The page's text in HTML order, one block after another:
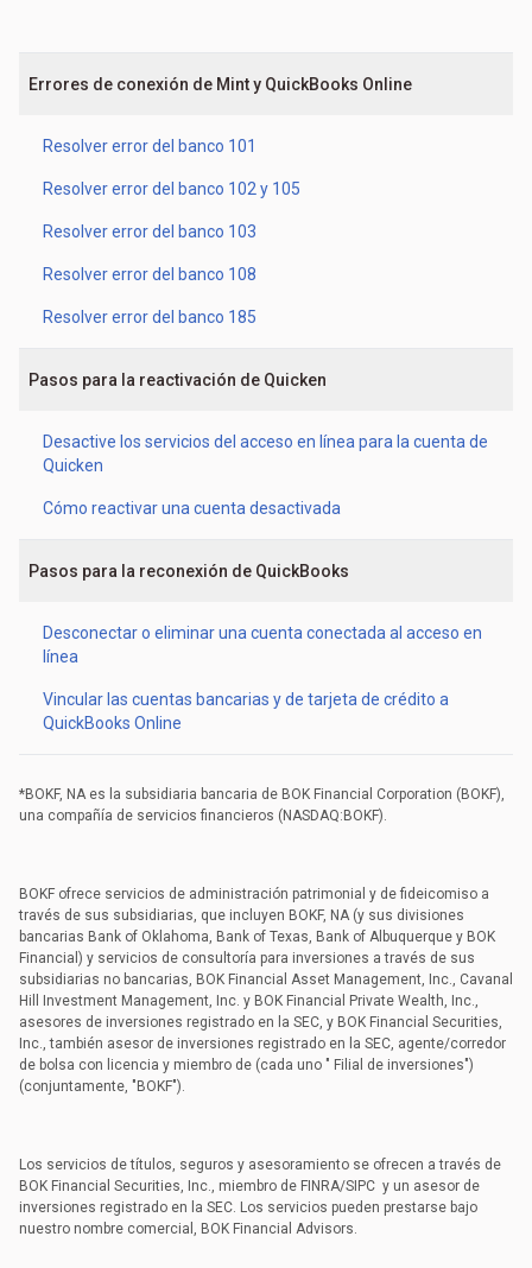
Errores de conexión de Mint y QuickBooks Online
Resolver error del banco 101
Resolver error del banco 102 y 105
Resolver error del banco 103
Resolver error del banco 108
Resolver error del banco 185
Pasos para la reactivación de Quicken
Desactive los servicios del acceso en línea para la cuenta de
Quicken
Cómo reactivar una cuenta desactivada
Pasos para la reconexión de QuickBooks
Desconectar o eliminar una cuenta conectada al acceso en
línea
Vincular las cuentas bancarias y de tarjeta de crédito a
QuickBooks Online
*BOKF, NA es la subsidiaria bancaria de BOK Financial Corporation (BOKF),
una compañía de servicios financieros (NASDAQ:BOKF).
BOKF ofrece servicios de administración patrimonial y de fideicomiso a
través de sus subsidiarias, que incluyen BOKF, NA (y sus divisiones
bancarias Bank of Oklahoma, Bank of Texas, Bank of Albuquerque y BOK
Financial) y servicios de consultoría para inversiones a través de sus
subsidiarias no bancarias, BOK Financial Asset Management, Inc., Cavanal
Hill Investment Management, Inc. y BOK Financial Private Wealth, Inc.,
asesores de inversiones registrado en la SEC, y BOK Financial Securities,
Inc., también asesor de inversiones registrado en la SEC, agente/corredor
de bolsa con licencia y miembro de (cada uno " Filial de inversiones")
(conjuntamente​​​​​​​, "BOKF").
Los servicios de títulos, seguros y asesoramiento se ofrecen a través de
BOK Financial Securities, Inc., miembro de FINRA/SIPC y un asesor de
inversiones registrado en la SEC. Los servicios pueden prestarse bajo
nuestro nombre comercial, BOK Financial Advisors.